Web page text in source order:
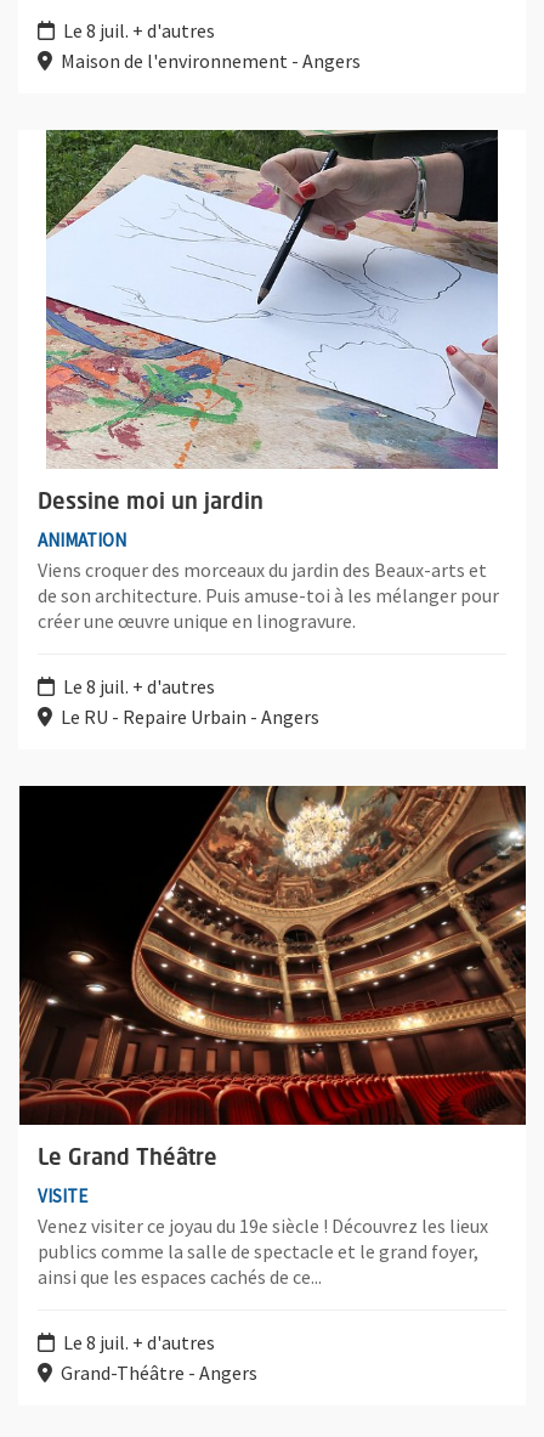
Le 8 juil. + d'autres
Maison de l'environnement - Angers
Dessine moi un jardin
ANIMATION
Viens croquer des morceaux du jardin des Beaux-arts et
de son architecture. Puis amuse-toi à les mélanger pour
créer une œuvre unique en linogravure.
Le 8 juil. + d'autres
Le RU - Repaire Urbain - Angers
Plus d'information sur l'évènement : Dessine moi un jardin
Le Grand Théâtre
VISITE
Venez visiter ce joyau du 19e siècle ! Découvrez les lieux
publics comme la salle de spectacle et le grand foyer,
ainsi que les espaces cachés de ce...
Le 8 juil. + d'autres
Grand-Théâtre - Angers
Plus d'information sur l'évènement : Le Grand Théâtre